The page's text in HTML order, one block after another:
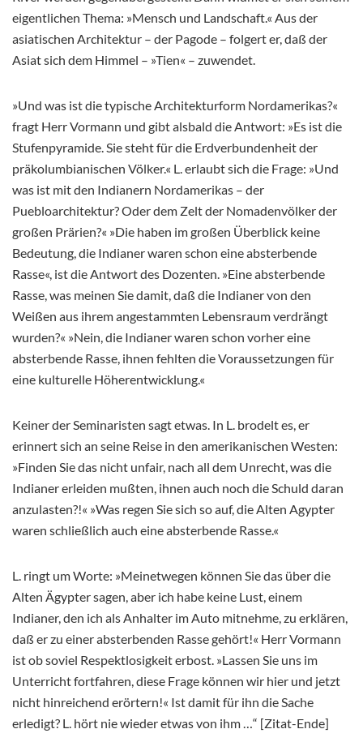
eigentlichen Thema: »Mensch und Landschaft.« Aus der
asiatischen Architektur – der Pagode – folgert er, daß der
Asiat sich dem Himmel – »Tien« – zuwendet.
»Und was ist die typische Architekturform Nordamerikas?«
fragt Herr Vormann und gibt alsbald die Antwort: »Es ist die
Stufenpyramide. Sie steht für die Erdverbundenheit der
präkolumbianischen Völker.« L. erlaubt sich die Frage: »Und
was ist mit den Indianern Nordamerikas – der
Puebloarchitektur? Oder dem Zelt der Nomadenvölker der
großen Prärien?« »Die haben im großen Überblick keine
Bedeutung, die Indianer waren schon eine absterbende
Rasse«, ist die Antwort des Dozenten. »Eine absterbende
Rasse, was meinen Sie damit, daß die Indianer von den
Weißen aus ihrem angestammten Lebensraum verdrängt
wurden?« »Nein, die Indianer waren schon vorher eine
absterbende Rasse, ihnen fehlten die Voraussetzungen für
eine kulturelle Höherentwicklung.«
Keiner der Seminaristen sagt etwas. In L. brodelt es, er
erinnert sich an seine Reise in den amerikanischen Westen:
»Finden Sie das nicht unfair, nach all dem Unrecht, was die
Indianer erleiden mußten, ihnen auch noch die Schuld daran
anzulasten?!« »Was regen Sie sich so auf, die Alten Agypter
waren schließlich auch eine absterbende Rasse.«
L. ringt um Worte: »Meinetwegen können Sie das über die
Alten Ägypter sagen, aber ich habe keine Lust, einem
Indianer, den ich als Anhalter im Auto mitnehme, zu erklären,
daß er zu einer absterbenden Rasse gehört!« Herr Vormann
ist ob soviel Respektlosigkeit erbost. »Lassen Sie uns im
Unterricht fortfahren, diese Frage können wir hier und jetzt
nicht hinreichend erörtern!« Ist damit für ihn die Sache
erledigt? L. hört nie wieder etwas von ihm …“ [Zitat-Ende]